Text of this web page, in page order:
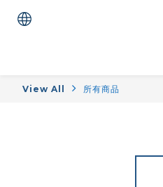
View All 所有商品